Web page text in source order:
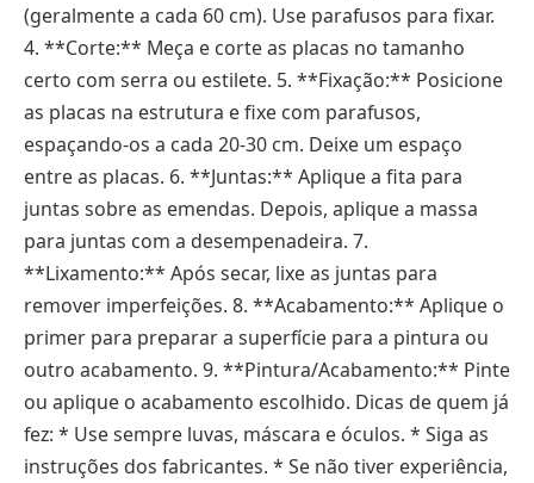
(geralmente a cada 60 cm). Use parafusos para fixar.
4. **Corte:** Meça e corte as placas no tamanho
certo com serra ou estilete. 5. **Fixação:** Posicione
as placas na estrutura e fixe com parafusos,
espaçando-os a cada 20-30 cm. Deixe um espaço
entre as placas. 6. **Juntas:** Aplique a fita para
juntas sobre as emendas. Depois, aplique a massa
para juntas com a desempenadeira. 7.
**Lixamento:** Após secar, lixe as juntas para
remover imperfeições. 8. **Acabamento:** Aplique o
primer para preparar a superfície para a pintura ou
outro acabamento. 9. **Pintura/Acabamento:** Pinte
ou aplique o acabamento escolhido. Dicas de quem já
fez: * Use sempre luvas, máscara e óculos. * Siga as
instruções dos fabricantes. * Se não tiver experiência,